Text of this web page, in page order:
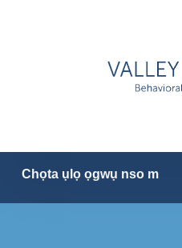
Chọta ụlọ ọgwụ nso m